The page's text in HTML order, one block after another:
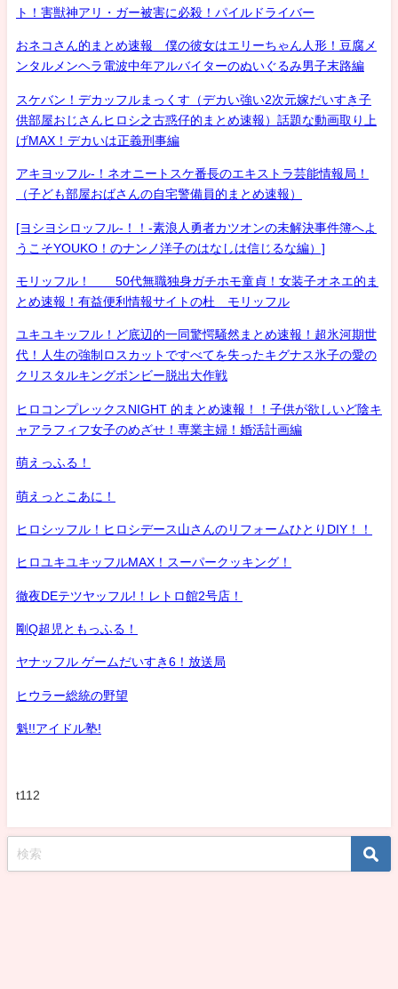
ト！害獣神アリ・ガー被害に必殺！パイルドライバー
おネコさん的まとめ速報 僕の彼女はエリーちゃん人形！豆腐メ
ンタルメンヘラ電波中年アルバイターのぬいぐるみ男子末路編
スケバン！デカッフルまっくす（デカい強い2次元嫁だいすき子
供部屋おじさんヒロシ之古惑仔的まとめ速報）話題な動画取り上
げMAX！デカいは正義刑事編
アキヨッフル-！ネオニートスケ番長のエキストラ芸能情報局！
（子ども部屋おばさんの自宅警備員的まとめ速報）
[ヨシヨシロッフル-！！-素浪人勇者カツオンの未解決事件簿へよ
うこそYOUKO！のナンノ洋子のはなしは信じるな編）]
モリッフル！ 50代無職独身ガチホモ童貞！女装子オネエ的ま
とめ速報！有益便利情報サイトの杜 モリッフル
ユキユキッフル！ど底辺的一同驚愕騒然まとめ速報！超氷河期世
代！人生の強制ロスカットですべてを失ったキグナス氷子の愛の
クリスタルキングボンビー脱出大作戦
ヒロコンプレックスNIGHT 的まとめ速報！！子供が欲しいど陰キ
ャアラフィフ女子のめざせ！専業主婦！婚活計画編
萌えっふる！
萌えっとこあに！
ヒロシッフル！ヒロシデース山さんのリフォームひとりDIY！！
ヒロユキユキッフルMAX！スーパークッキング！
徹夜DEテツヤッフル!！レトロ館2号店！
剛Q超児ともっふる！
ヤナッフル ゲームだいすき6！放送局
ヒウラー総統の野望
魁!!アイドル塾!
t112